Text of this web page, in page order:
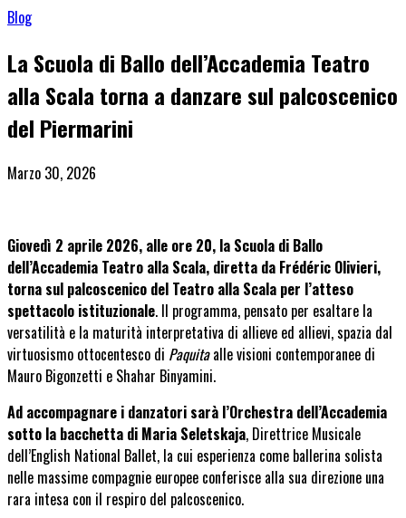
Blog
La Scuola di Ballo dell’Accademia Teatro
alla Scala torna a danzare sul palcoscenico
del Piermarini
Marzo 30, 2026
Giovedì 2 aprile 2026, alle ore 20, la Scuola di Ballo
dell’Accademia Teatro alla Scala, diretta da Frédéric Olivieri,
torna sul palcoscenico del Teatro alla Scala per l’atteso
spettacolo istituzionale. Il programma, pensato per esaltare la
versatilità e la maturità interpretativa di allieve ed allievi, spazia dal
virtuosismo ottocentesco di Paquitaalle visioni contemporanee di
Mauro Bigonzetti e Shahar Binyamini.
Ad accompagnare i danzatori sarà l’Orchestra dell’Accademia
sotto la bacchetta di Maria Seletskaja, Direttrice Musicale
dell’English National Ballet, la cui esperienza come ballerina solista
nelle massime compagnie europee conferisce alla sua direzione una
rara intesa con il respiro del palcoscenico.